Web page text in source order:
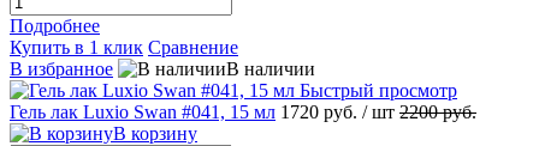
Подробнее
Купить в 1 клик Сравнение
В избранное
В наличии
Быстрый просмотр
Гель лак Luxio Swan #041, 15 мл 1720 руб. / шт 2200 руб.
В корзину